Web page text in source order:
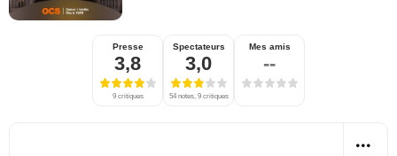
Presse
3,8
9 critiques
Spectateurs
3,0
54 notes, 9 critiques
Mes amis
--